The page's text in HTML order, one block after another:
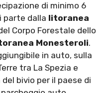
di minimo 6
parte dalla litoranea
Corpo Forestale dello
Monesteroli.
in auto, sulla
tra La Spezia e
bivio per il paese di